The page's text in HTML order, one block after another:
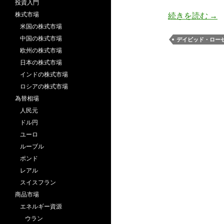
続きを読む ロ
→
デイビッド・ロー
投資入門
株式市場
米国の株式市場
中国の株式市場
欧州の株式市場
日本の株式市場
インドの株式市場
ロシアの株式市場
為替相場
人民元
ドル円
ユーロ
ルーブル
ポンド
レアル
スイスフラン
商品市場
エネルギー資源
ウラン